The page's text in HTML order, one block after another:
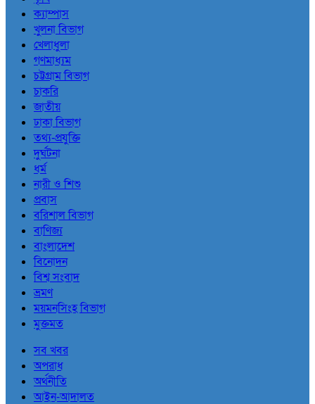
ক্যাম্পাস
খুলনা বিভাগ
খেলাধুলা
গণমাধ্যম
চট্টগ্রাম বিভাগ
চাকরি
জাতীয়
ঢাকা বিভাগ
তথ্য-প্রযুক্তি
দুর্ঘটনা
ধর্ম
নারী ও শিশু
প্রবাস
বরিশাল বিভাগ
বাণিজ্য
বাংলাদেশ
বিনোদন
বিশ্ব সংবাদ
ভ্রমণ
ময়মনসিংহ বিভাগ
মুক্তমত
সব খবর
অপরাধ
অর্থনীতি
আইন-আদালত